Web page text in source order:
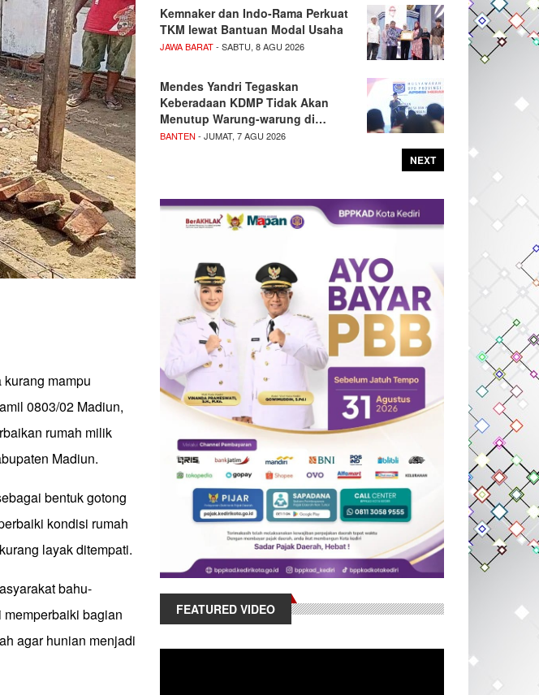
mampu
0803/02 Madiun,
rumah milik
Madiun.
bentuk gotong
kondisi rumah
layak ditempati.
bahu-
bagian
agar hunian menjadi
Kemnaker dan Indo-Rama Perkuat
TKM lewat Bantuan Modal Usaha
JAWA BARAT- SABTU, 8 AGU 2026
Mendes Yandri Tegaskan
Keberadaan KDMP Tidak Akan
Menutup Warung-warung di…
BANTEN - JUMAT, 7 AGU 2026
NEXT
FEATURED VIDEO